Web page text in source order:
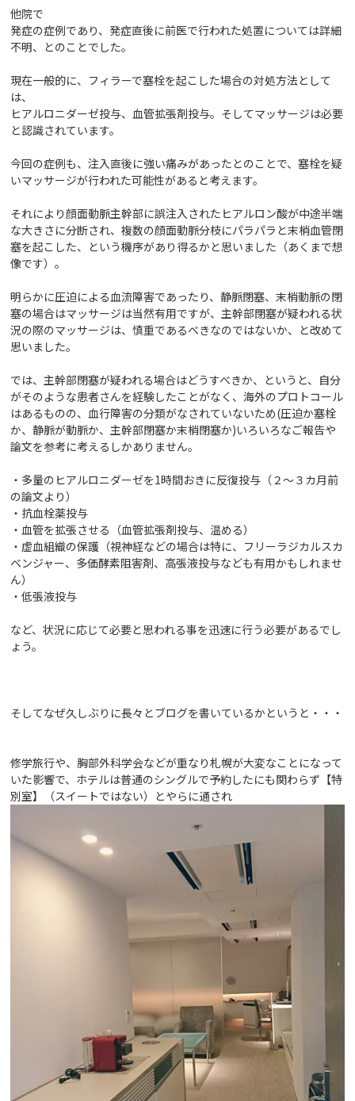
他院で
発症の症例であり、発症直後に前医で行われた処置については詳細
不明、とのことでした。
現在一般的に、フィラーで塞栓を起こした場合の対処方法として
は、
ヒアルロニダーゼ投与、血管拡張剤投与。そしてマッサージは必要
と認識されています。
今回の症例も、注入直後に強い痛みがあったとのことで、塞栓を疑
いマッサージが行われた可能性があると考えます。
それにより顔面動脈主幹部に誤注入されたヒアルロン酸が中途半端
な大きさに分断され、複数の顔面動脈分枝にパラパラと末梢血管閉
塞を起こした、という機序があり得るかと思いました（あくまで想
像です）。
明らかに圧迫による血流障害であったり、静脈閉塞、末梢動脈の閉
塞の場合はマッサージは当然有用ですが、主幹部閉塞が疑われる状
況の際のマッサージは、慎重であるべきなのではないか、と改めて
思いました。
では、主幹部閉塞が疑われる場合はどうすべきか、というと、自分
がそのような患者さんを経験したことがなく、海外のプロトコール
はあるものの、血行障害の分類がなされていないため(圧迫か塞栓
か、静脈が動脈か、主幹部閉塞か末梢閉塞か)いろいろなご報告や
論文を参考に考えるしかありません。
・多量のヒアルロニダーゼを1時間おきに反復投与（２～３カ月前
の論文より）
・抗血栓薬投与
・血管を拡張させる（血管拡張剤投与、温める）
・虚血組織の保護（視神経などの場合は特に、フリーラジカルスカ
ベンジャー、多価酵素阻害剤、高張液投与なども有用かもしれませ
ん）
・低張液投与
など、状況に応じて必要と思われる事を迅速に行う必要があるでし
ょう。
そしてなぜ久しぶりに長々とブログを書いているかというと・・・
修学旅行や、胸部外科学会などが重なり札幌が大変なことになって
いた影響で、ホテルは普通のシングルで予約したにも関わらず【特
別室】（スイートではない）とやらに通され